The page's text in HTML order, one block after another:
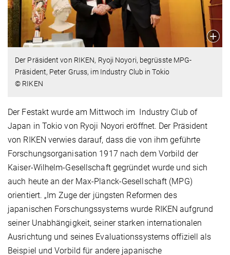
Der Präsident von RIKEN, Ryoji Noyori, begrüsste MPG-
Präsident, Peter Gruss, im Industry Club in Tokio
© RIKEN
Der Festakt wurde am Mittwoch im Industry Club of
Japan in Tokio von Ryoji Noyori eröffnet. Der Präsident
von RIKEN verwies darauf, dass die von ihm geführte
Forschungsorganisation 1917 nach dem Vorbild der
Kaiser-Wilhelm-Gesellschaft gegründet wurde und sich
auch heute an der Max-Planck-Gesellschaft (MPG)
orientiert. „Im Zuge der jüngsten Reformen des
japanischen Forschungssystems wurde RIKEN aufgrund
seiner Unabhängigkeit, seiner starken internationalen
Ausrichtung und seines Evaluationssystems offiziell als
Beispiel und Vorbild für andere japanische